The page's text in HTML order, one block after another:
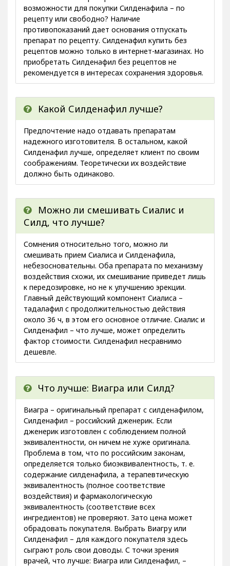
возможности для покупки Силденафила – по
рецепту или свободно? Наличие
противопоказаний дает основания отпускать
препарат по рецепту. Силденафил купить без
рецептов можно только в интернет-магазинах. Но
приобретать Силденафил без рецептов не
рекомендуется в интересах сохранения здоровья.
Какой Силденафил лучше?
Предпочтение надо отдавать препаратам
надежного изготовителя. В остальном, какой
Силденафил лучше, определяет клиент по своим
соображениям. Теоретически их воздействие
должно быть одинаково.
Можно ли смешивать Сиалис и
Силд, что лучше?
Сомнения относительно того, можно ли
смешивать прием Сиалиса и Силденафила,
небезосновательны. Оба препарата по механизму
воздействия схожи, их смешивание приведет лишь
к передозировке, но не к улучшению эрекции.
Главный действующий компонент Сиалиса –
тадалафил с продолжительностью действия
около 36 ч, в этом его основное отличие. Сиалис и
Силденафил – что лучше, может определить
фактор стоимости. Силденафил несравнимо
дешевле.
Что лучше: Виагра или Силд?
Виагра – оригинальный препарат с силденафилом,
Силденафил – российский дженерик. Если
дженерик изготовлен с соблюдением полной
эквивалентности, он ничем не хуже оригинала.
Проблема в том, что по российским законам,
определяется только биоэквивалентность, т. е.
содержание силденафила, а терапевтическую
эквивалентность (полное соответствие
воздействия) и фармакологическую
эквивалентность (соответствие всех
ингредиентов) не проверяют. Зато цена может
обрадовать покупателя. Выбрать Виагру или
Силденафил – для каждого покупателя здесь
сыграют роль свои доводы. С точки зрения
врачей, что лучше: Виагра или Силденафил, –